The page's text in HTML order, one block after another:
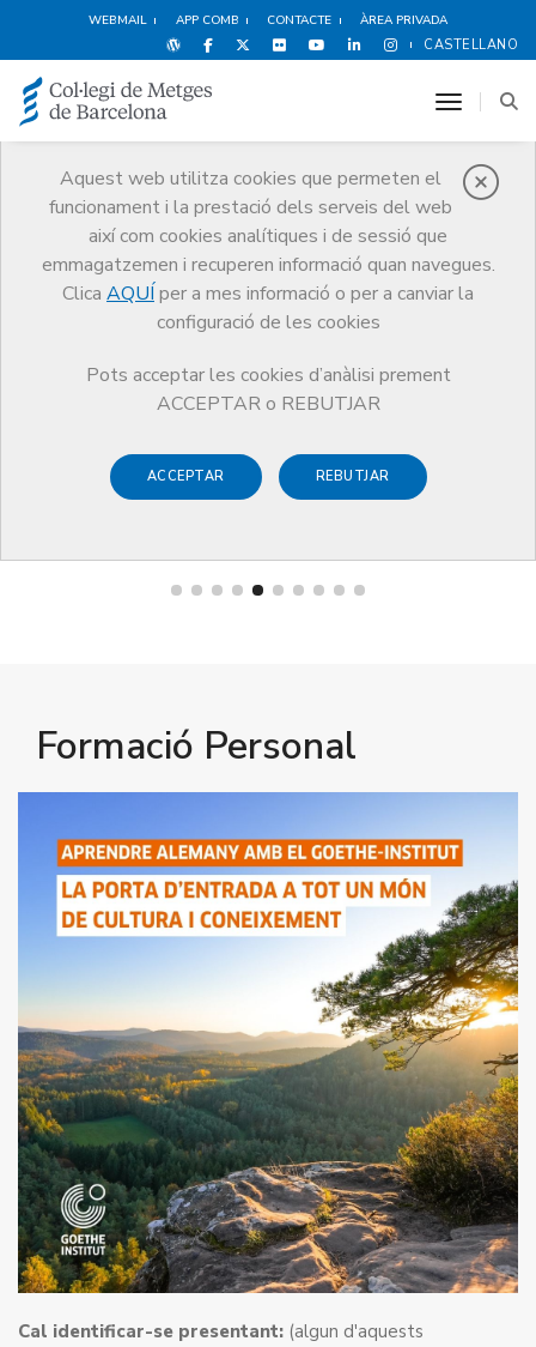
WEBMAIL APP COMB CONTACTE ÀREA PRIVADA
CASTELLANO
Aquest web utilitza cookies que permeten el
funcionament i la prestació dels serveis del web
així com cookies analítiques i de sessió que
emmagatzemen i recuperen informació quan navegues.
Clica AQUÍ per a mes informació o per a canviar la
configuració de les cookies
Pots acceptar les cookies d’anàlisi prement
ACCEPTAR o REBUTJAR
ACCEPTAR REBUTJAR
toggle
Avantatges i
descomptes
Serveis Altres serveis
Avantatges i descomptes
Goethe-Institut Barcelona
Formació Personal
Cal identificar-se presentant: (algun d'aquests